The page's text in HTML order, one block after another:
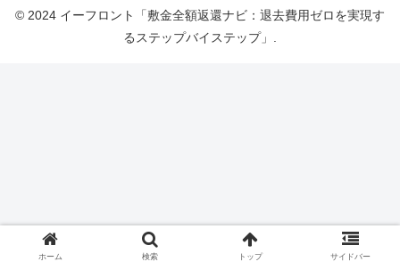
© 2024 イーフロント「敷金全額返還ナビ：退去費用ゼロを実現す
るステップバイステップ」.
ホーム 検索 トップ サイドバー